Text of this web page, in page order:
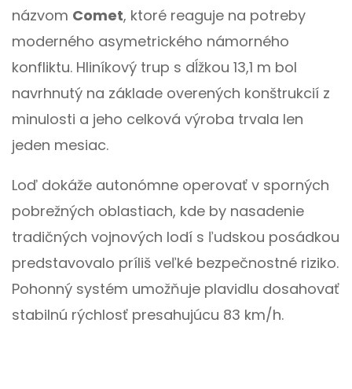
názvom Comet, ktoré reaguje na potreby
moderného asymetrického námorného
konfliktu. Hliníkový trup s dĺžkou 13,1 m bol
navrhnutý na základe overených konštrukcií z
minulosti a jeho celková výroba trvala len
jeden mesiac.
Loď dokáže autonómne operovať v sporných
pobrežných oblastiach, kde by nasadenie
tradičných vojnových lodí s ľudskou posádkou
predstavovalo príliš veľké bezpečnostné riziko.
Pohonný systém umožňuje plavidlu dosahovať
stabilnú rýchlosť presahujúcu 83 km/h.